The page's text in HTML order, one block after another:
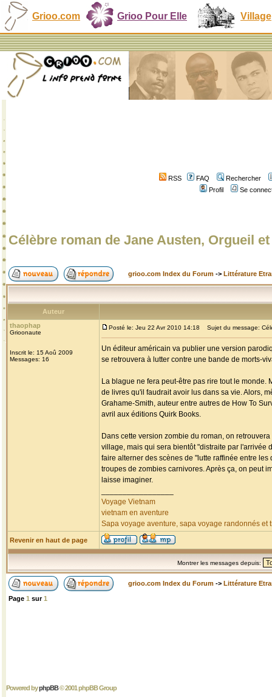
Grioo.com Grioo Pour Elle Village
RSS FAQ
Rechercher
Profil
Se
Célèbre roman de Jane Austen, Orgueil
grioo.com Index du Forum -> Littérature
Auteur
thaophap
Grioonaute
Inscrit le: 15 Aoû 2009
Messages: 16
Posté le: Jeu 22 Avr 2010 14:18 Sujet du message:
Un éditeur américain va publier une version
se retrouvera à lutter contre une bande de morts-
La blague ne fera peut-être pas rire tout le
de livres qu'il faudrait avoir lus dans sa vie. Alors,
Grahame-Smith, auteur entre autres de How To
avril aux éditions Quirk Books.
Dans cette version zombie du roman, on
village, mais qui sera bientôt "distraite par l'arrivée
faire alterner des scènes de "lutte raffinée entre
troupes de zombies carnivores. Après ça, on peut
laisse imaginer.
Voyage Vietnam
vietnam en aventure
Sapa voyage aventure, sapa voyage randonnés et
Revenir en haut de page
Montrer les messages depuis:
grioo.com Index du Forum -> Littérature
Page 1 sur1
Powered byphpBB© 2001 phpBB Group